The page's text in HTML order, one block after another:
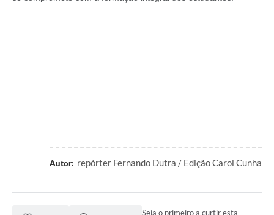
Autor: repórter Fernando Dutra / Edição Carol Cunha
Seja o primeiro a curtir esta